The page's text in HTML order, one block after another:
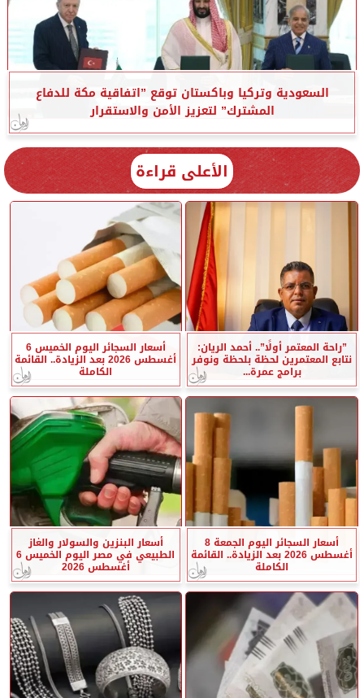
السعودية وتركيا وباكستان توقع ”اتفاقية مكة للدفاع
المشترك” لتعزيز الأمن والاستقرار
الأعلى قراءة
”راحة المعتمر أولًا”.. أحمد الريان:
نتابع المعتمرين لحظة بلحظة ونوفر
برامج عمرة...
أسعار السجائر اليوم الخميس 6
أغسطس 2026 بعد الزيادة.. القائمة
الكاملة
أسعار السجائر اليوم الجمعة 8
أغسطس 2026 بعد الزيادة.. القائمة
الكاملة
أسعار البنزين والسولار والغاز
الطبيعي في مصر اليوم الخميس 6
أغسطس 2026